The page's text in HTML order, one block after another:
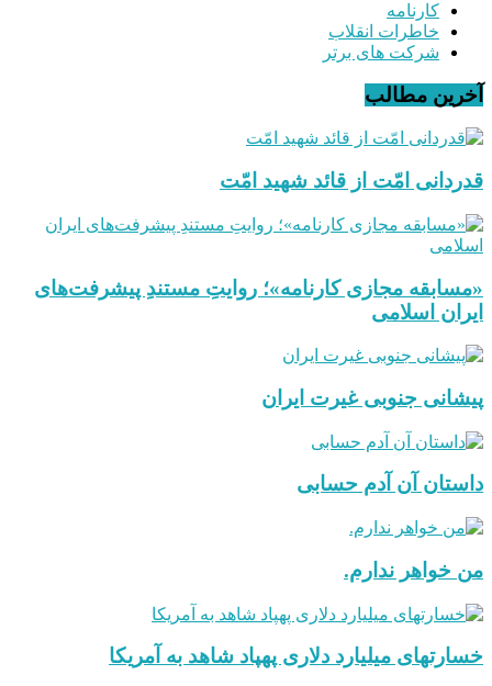
کارنامه
خاطرات انقلاب
شرکت های برتر
آخرین مطالب
قدردانی امّت از قائد شهید امّت
«مسابقه مجازی کارنامه»؛ روایتِ مستندِ پیشرفت‌های
ایران اسلامی
پیشانی جنوبی غیرت ایران
داستان آن آدم حسابی
من خواهر ندارم.
خسارتهای میلیارد دلاری پهپاد شاهد به آمریکا